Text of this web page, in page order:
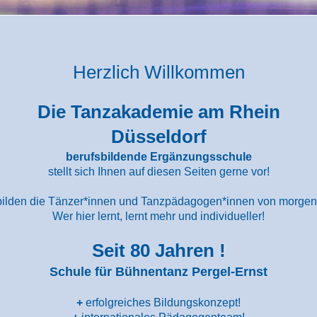
Herzlich Willkommen
Die Tanzakademie am Rhein
Düsseldorf
berufsbildende Ergänzungsschule
stellt sich Ihnen auf diesen Seiten gerne vor!
die Tänzer*innen und Tanzpädagogen*innen von
Wer hier lernt, lernt mehr und individueller!
Seit 80 Jahren !
Schule für Bühnentanz Pergel-Ernst
+ erfolgreiches Bildungskonzept!